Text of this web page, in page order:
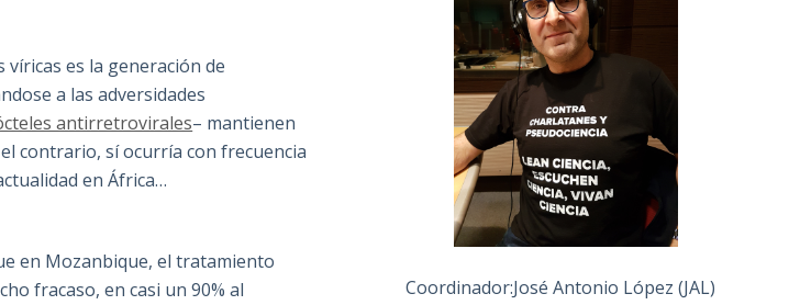
es la generación de
a las adversidades
antirretrovirales– mantienen
contrario, sí ocurría con frecuencia
en África…
en Mozanbique, el tratamiento
fracaso, en casi un 90% al
Coordinador:José Antonio López (JAL)